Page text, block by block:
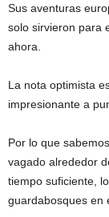
Sus aventuras
solo sirvieron para
ahora.
La nota optimista
impresionante a
Por lo que
vagado alrededor
tiempo suficiente,
guardabosques en